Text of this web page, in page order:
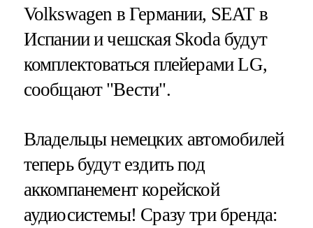
Volkswagen в Германии, SEAT в
Испании и чешская Skoda будут
комплектоваться плейерами LG,
сообщают "Вести".
Владельцы немецких автомобилей
теперь будут ездить под
аккомпанемент корейской
аудиосистемы! Сразу три бренда: